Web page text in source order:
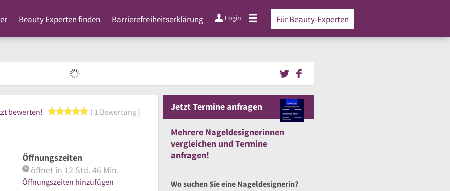
Beauty Experten finden Barrierefreiheitserklärung Login Für Beauty-Experten
bewerten! 5 von 5 Sternen
1 Bewertung
Öffnungszeiten
öffnet in 12 Std. 46 Min.
Öffnungszeiten hinzufügen
JetztTermine anfragen
Mehrere Nageldesignerinnen
vergleichen undTermine
anfragen!
Wo suchen Sie eine Nageldesignerin?